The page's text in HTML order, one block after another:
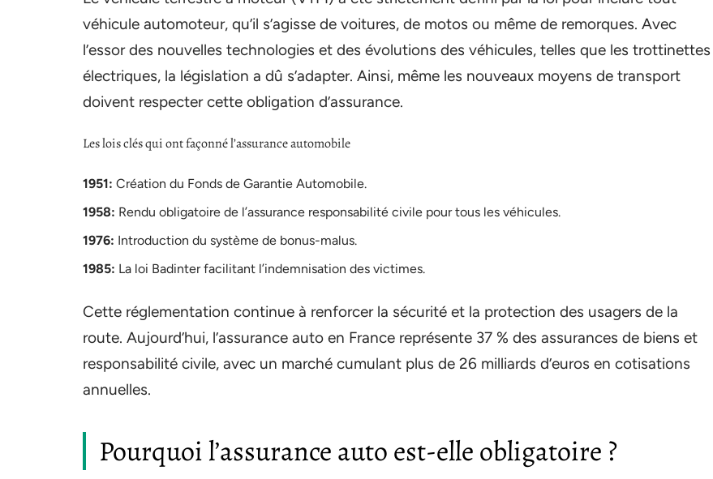
véhicule automoteur, qu’il s’agisse de voitures, de motos ou même de remorques. Avec
l’essor des nouvelles technologies et des évolutions des véhicules, telles que les trottinettes
électriques, la législation a dû s’adapter. Ainsi, même les nouveaux moyens de transport
doivent respecter cette obligation d’assurance.
Les lois clés qui ont façonné l’assurance automobile
1951: Création du Fonds de Garantie Automobile.
1958: Rendu obligatoire de l’assurance responsabilité civile pour tous les véhicules.
1976: Introduction du système de bonus-malus.
1985: La loi Badinter facilitant l’indemnisation des victimes.
Cette réglementation continue à renforcer la sécurité et la protection des usagers de la
route. Aujourd’hui, l’assurance auto en France représente 37 % des assurances de biens et
responsabilité civile, avec un marché cumulant plus de 26 milliards d’euros en cotisations
annuelles.
Pourquoi l’assurance auto est-elle obligatoire ?